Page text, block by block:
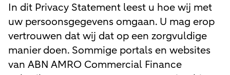
In dit Privacy Statement leest u hoe wij met
uw persoonsgegevens omgaan. U mag erop
vertrouwen dat wij dat op een zorgvuldige
manier doen. Sommige portals en websites
van ABN AMRO Commercial Finance